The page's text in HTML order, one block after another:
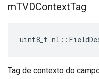
mTVDContextTag
uint8_t
Tag de contexto do